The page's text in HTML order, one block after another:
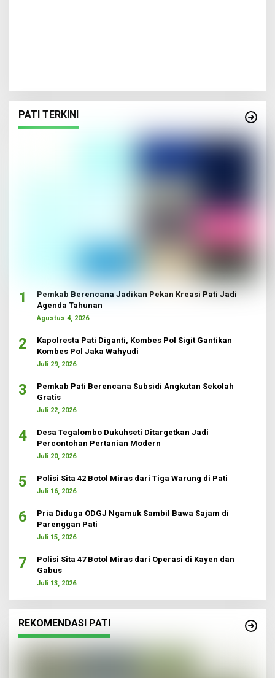
PATI TERKINI
1
Pemkab Berencana Jadikan Pekan Kreasi Pati Jadi
Agenda Tahunan
Agustus 4, 2026
2
Kapolresta Pati Diganti, Kombes Pol Sigit Gantikan
Kombes Pol Jaka Wahyudi
Juli 29, 2026
3
Pemkab Pati Berencana Subsidi Angkutan Sekolah
Gratis
Juli 22, 2026
4
Desa Tegalombo Dukuhseti Ditargetkan Jadi
Percontohan Pertanian Modern
Juli 20, 2026
5 Polisi Sita 42 Botol Miras dari Tiga Warung di Pati
Juli 16, 2026
6
Pria Diduga ODGJ Ngamuk Sambil Bawa Sajam di
Parenggan Pati
Juli 15, 2026
7
Polisi Sita 47 Botol Miras dari Operasi di Kayen dan
Gabus
Juli 13, 2026
REKOMENDASI PATI